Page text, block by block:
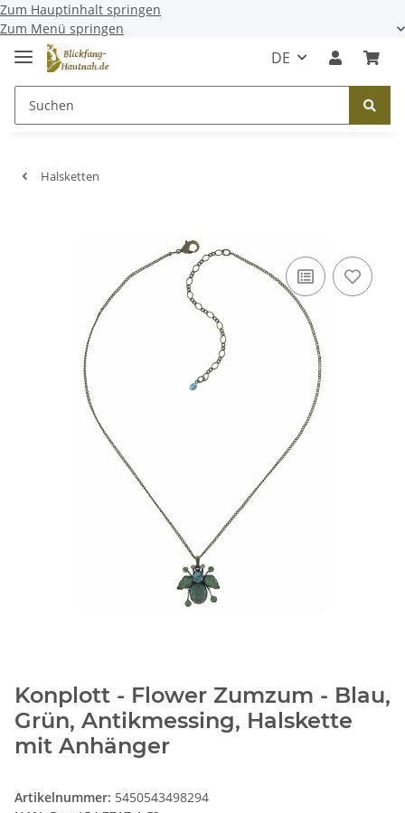
Zum Hauptinhalt springen
Zum Menü springen
DE
Halsketten
Konplott - Flower Zumzum - Blau,
Grün, Antikmessing, Halskette
mit Anhänger
Artikelnummer: 5450543498294